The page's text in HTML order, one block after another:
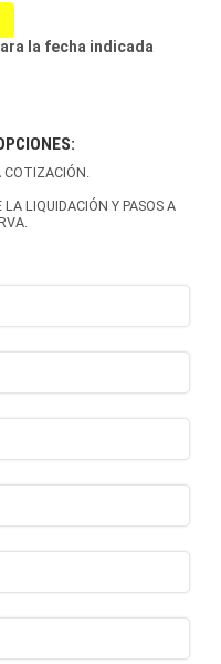
la fecha indicada
COTIZACIÓN.
LA LIQUIDACIÓN Y PASOS A